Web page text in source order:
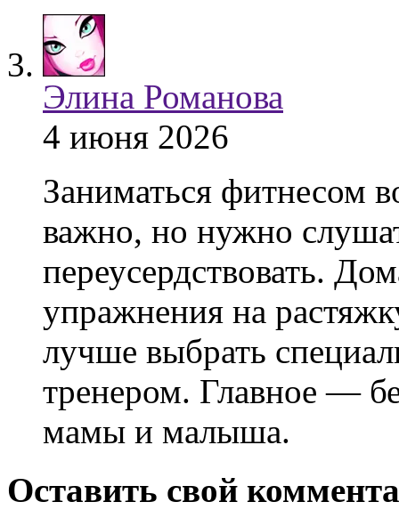
Элина Романова
4 июня 2026
Заниматься фитнесом
важно, но нужно
переусердствовать.
упражнения на
лучше выбрать
тренером. Главное —
мамы и малыша.
Оставить свой